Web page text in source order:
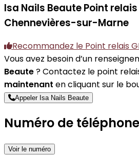
Isa Nails BeautePoint relais
Chennevières-sur-Marne
Recommandez le Point relais
Vous avez besoin d’un
Beaute? Contactez le point
maintenant en cliquant sur le
Appeler Isa Nails Beaute
Numéro de téléphone
Voir le numéro